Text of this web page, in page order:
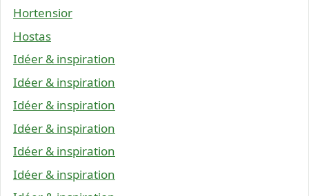
Hortensior
Hostas
Idéer & inspiration
Idéer & inspiration
Idéer & inspiration
Idéer & inspiration
Idéer & inspiration
Idéer & inspiration